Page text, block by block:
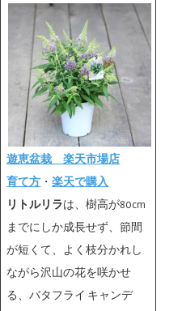
遊恵盆栽 楽天市場店
育て方 ・楽天で購入
リトルリラ は、樹高が80cm
までにしか成長せず、節間
が短くて、よく枝分かれし
ながら沢山の花を咲かせ
る、バタフライ キャンデ